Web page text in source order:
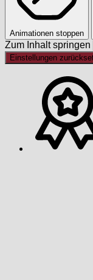
Animationen stoppen
Zum Inhalt springen
Einstellungen